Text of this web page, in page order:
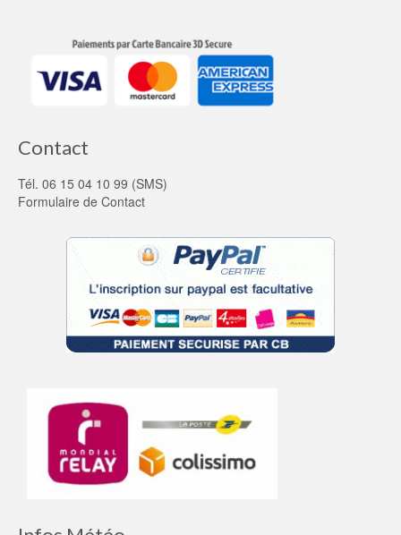
Contact
Tél. 06 15 04 10 99 (SMS)
Formulaire de Contact